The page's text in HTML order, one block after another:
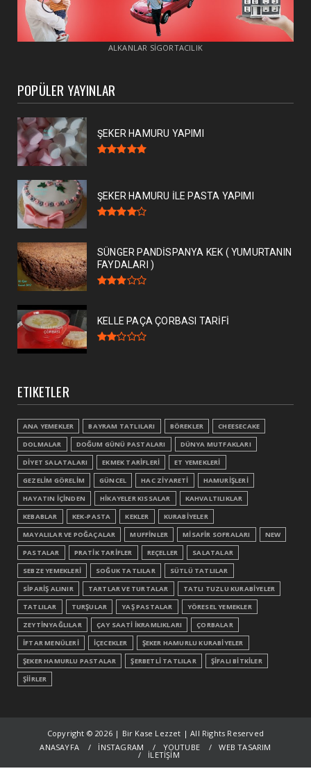
ALKANLAR SİGORTACILIK
POPÜLER YAYINLAR
ŞEKER HAMURU YAPIMI
ŞEKER HAMURU İLE PASTA YAPIMI
SÜNGER PANDİSPANYA KEK ( YUMURTANIN
FAYDALARI )
KELLE PAÇA ÇORBASI TARİFİ
ETIKETLER
ANA YEMEKLER BAYRAM TATLILARI BÖREKLER
CHEESECAKE
DOLMALAR
DOĞUM GÜNÜ PASTALARI
DÜNYA MUTFAKLARI
DİYET SALATALARI
EKMEK TARİFLERİ
ET YEMEKLERİ
GEZELİM GÖRELİM
GÜNCEL HAC ZİYARETİ
HAMURİŞLERİ
HAYATIN İÇİNDEN
HİKAYELER KISSALAR
KAHVALTILIKLAR
KEBABLAR
KEK-PASTA KEKLER
KURABİYELER
MAYALILAR VE POĞAÇALAR
MUFFİNLER MİSAFİR SOFRALARI
NEW
PASTALAR
PRATİK TARİFLER REÇELLER
SALATALAR
SEBZE YEMEKLERİ
SOĞUK TATLILAR
SÜTLÜ TATLILAR
SİPARİŞ ALINIR
TARTLAR VE TURTALAR
TATLI TUZLU KURABİYELER
TATLILAR
TURŞULAR YAŞ PASTALAR
YÖRESEL YEMEKLER
ZEYTİNYAĞLILAR
ÇAY SAATİ İKRAMLIKLARI
ÇORBALAR
İFTAR MENÜLERİ
İÇECEKLER
ŞEKER HAMURLU KURABİYELER
ŞEKER HAMURLU PASTALAR
ŞERBETLİ TATLILAR
ŞİFALI BİTKİLER
ŞİİRLER
Copyright ©2026 | Bir Kase Lezzet | All Rights Reserved
ANASAYFA
İNSTAGRAM YOUTUBE WEB TASARIM
İLETİŞİM